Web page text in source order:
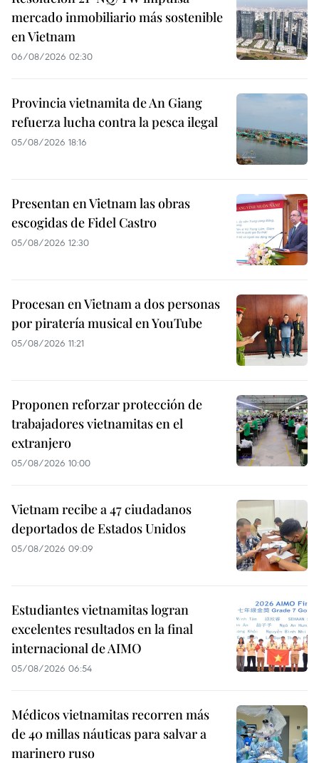
mercado inmobiliario más sostenible
en Vietnam
06/08/2026 02:30
Provincia vietnamita de An Giang
refuerza lucha contra la pesca ilegal
05/08/2026 18:16
Presentan en Vietnam las obras
escogidas de Fidel Castro
05/08/2026 12:30
Procesan en Vietnam a dos personas
por piratería musical en YouTube
05/08/2026 11:21
Proponen reforzar protección de
trabajadores vietnamitas en el
extranjero
05/08/2026 10:00
Vietnam recibe a 47 ciudadanos
deportados de Estados Unidos
05/08/2026 09:09
Estudiantes vietnamitas logran
excelentes resultados en la final
internacional de AIMO
05/08/2026 06:54
Médicos vietnamitas recorren más
de 40 millas náuticas para salvar a
marinero ruso